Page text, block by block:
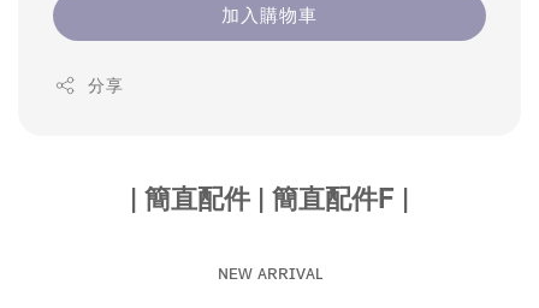
加入購物車
分享
| 簡直配件 | 簡直配件F |
ɴᴇᴡ ᴀʀʀɪᴠᴀʟ